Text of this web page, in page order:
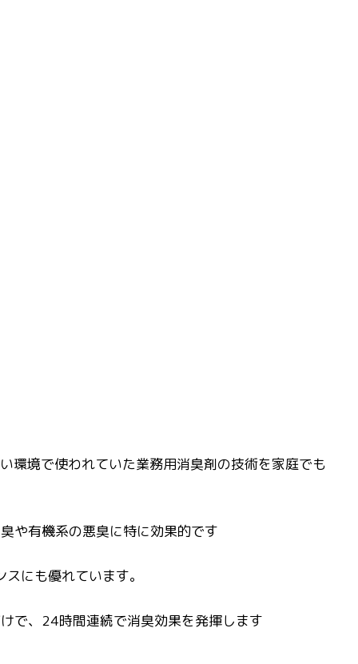
環境で使われていた業務用消臭剤の技術を家庭でも
や有機系の悪臭に特に効果的です
にも優れています。
で、24時間連続で消臭効果を発揮します